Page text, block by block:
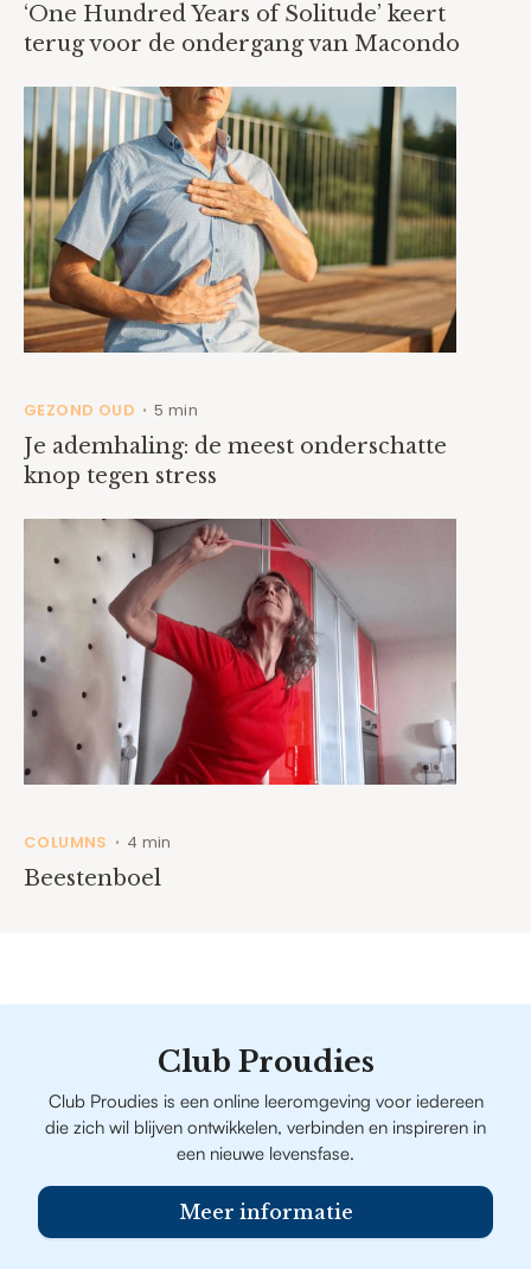
‘One Hundred Years of Solitude’ keert
terug voor de ondergang van Macondo
GEZOND OUD • 5 min
Je ademhaling: de meest onderschatte
knop tegen stress
COLUMNS • 4 min
Beestenboel
Club Proudies
Club Proudies is een online leeromgeving voor iedereen
die zich wil blijven ontwikkelen, verbinden en inspireren in
een nieuwe levensfase.
Meer informatie